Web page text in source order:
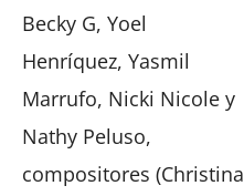
Becky G, Yoel
Henríquez, Yasmil
Marrufo, Nicki Nicole y
Nathy Peluso,
compositores (Christina